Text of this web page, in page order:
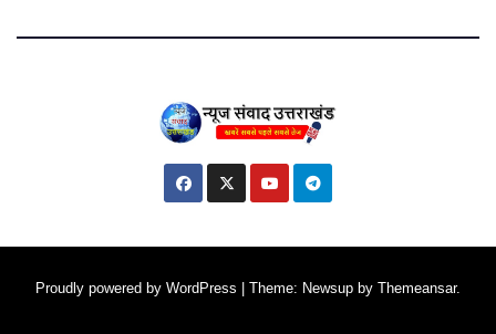
Proudly powered by WordPress Theme: Newsup by Themeansar.